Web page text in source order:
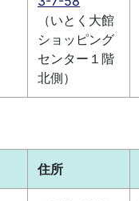
（いとく大館
ショッピング
センター１階
北側）
住所